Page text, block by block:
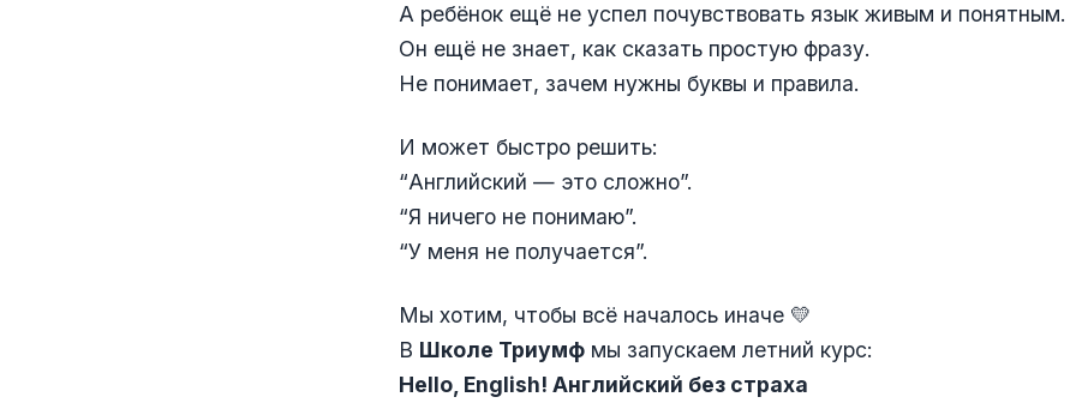
А ребёнок ещё не успел почувствовать язык живым и понятным.
Он ещё не знает, как сказать простую фразу.
Не понимает, зачем нужны буквы и правила.
И может быстро решить:
“Английский — это сложно”.
“Я ничего не понимаю”.
“У меня не получается”.
Мы хотим, чтобы всё началось иначе 💛
В Школе Триумф мы запускаем летний курс:
Hello, English! Английский без страха